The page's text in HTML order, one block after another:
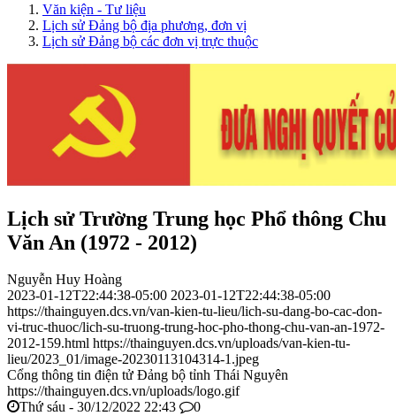
Văn kiện - Tư liệu
Lịch sử Đảng bộ địa phương, đơn vị
Lịch sử Đảng bộ các đơn vị trực thuộc
Lịch sử Trường Trung học Phổ thông Chu
Văn An (1972 - 2012)
Nguyễn Huy Hoàng
2023-01-12T22:44:38-05:00 2023-01-12T22:44:38-05:00
https://thainguyen.dcs.vn/van-kien-tu-lieu/lich-su-dang-bo-cac-don-
vi-truc-thuoc/lich-su-truong-trung-hoc-pho-thong-chu-van-an-1972-
2012-159.html https://thainguyen.dcs.vn/uploads/van-kien-tu-
lieu/2023_01/image-20230113104314-1.jpeg
Cổng thông tin điện tử Đảng bộ tỉnh Thái Nguyên
https://thainguyen.dcs.vn/uploads/logo.gif
Thứ sáu - 30/12/2022 22:43
0